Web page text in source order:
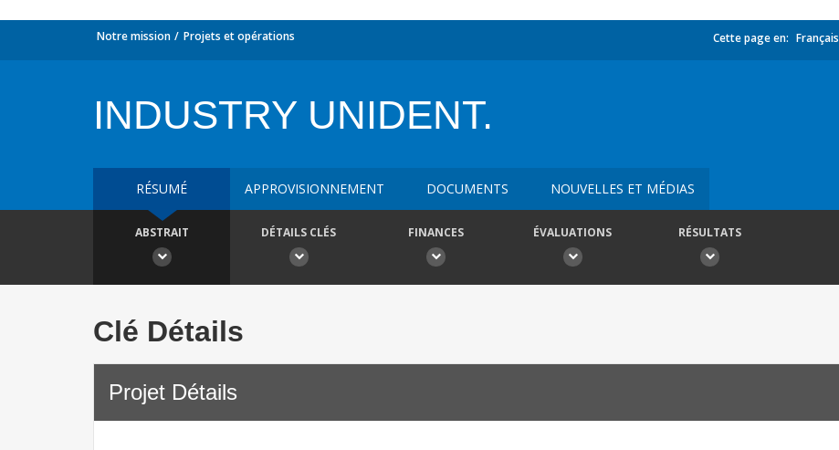
Notre mission Projets et opérations Cette page en: Français
INDUSTRY UNIDENT.
RÉSUMÉ APPROVISIONNEMENT DOCUMENTS NOUVELLES ET MÉDIAS
ABSTRAIT DÉTAILS CLÉS FINANCES ÉVALUATIONS RÉSULTATS
Clé Détails
Projet Détails